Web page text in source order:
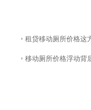
租贷移动厕所价格这
移动厕所价格浮动背